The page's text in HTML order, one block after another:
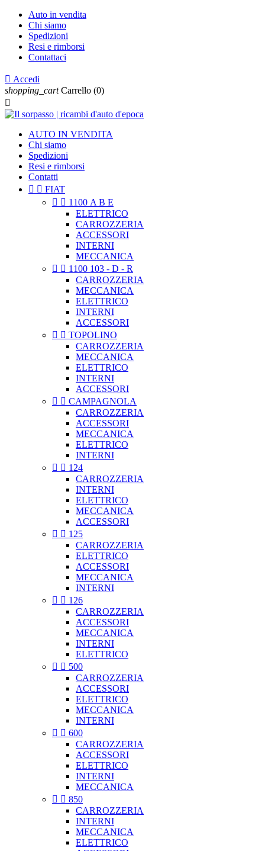
Auto in vendita
Chi siamo
Spedizioni
Resi e rimborsi
Contattaci
 Accedi
shopping_cart Carrello (0)

AUTO IN VENDITA
Chi siamo
Spedizioni
Resi e rimborsi
Contatti
  FIAT
  1100 A B E
ELETTRICO
CARROZZERIA
ACCESSORI
INTERNI
MECCANICA
  1100 103 - D - R
CARROZZERIA
MECCANICA
ELETTRICO
INTERNI
ACCESSORI
  TOPOLINO
CARROZZERIA
MECCANICA
ELETTRICO
INTERNI
ACCESSORI
  CAMPAGNOLA
CARROZZERIA
ACCESSORI
MECCANICA
ELETTRICO
INTERNI
  124
CARROZZERIA
INTERNI
ELETTRICO
MECCANICA
ACCESSORI
  125
CARROZZERIA
ELETTRICO
ACCESSORI
MECCANICA
INTERNI
  126
CARROZZERIA
ACCESSORI
MECCANICA
INTERNI
ELETTRICO
  500
CARROZZERIA
ACCESSORI
ELETTRICO
MECCANICA
INTERNI
  600
CARROZZERIA
ACCESSORI
ELETTRICO
INTERNI
MECCANICA
  850
CARROZZERIA
INTERNI
MECCANICA
ELETTRICO